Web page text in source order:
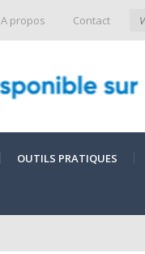
A propos Contact
OUTILS PRATIQUES